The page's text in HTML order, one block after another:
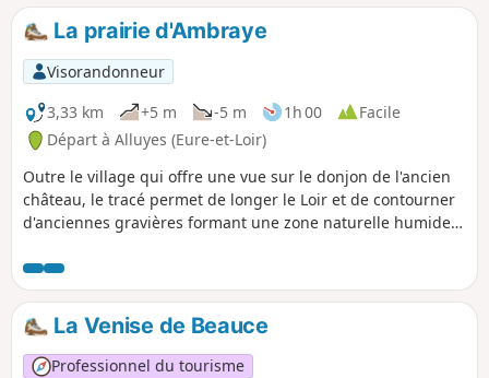
La prairie d'Ambraye
Visorandonneur
3,33 km
+5 m -5 m 1h 00
Facile
Départ à Alluyes (Eure-et-Loir)
Outre le village qui offre une vue sur le donjon de l'ancien
château, le tracé permet de longer le Loir et de contourner
d'anciennes gravières formant une zone naturelle humide
spécifique.
La Venise de Beauce
Professionnel du tourisme